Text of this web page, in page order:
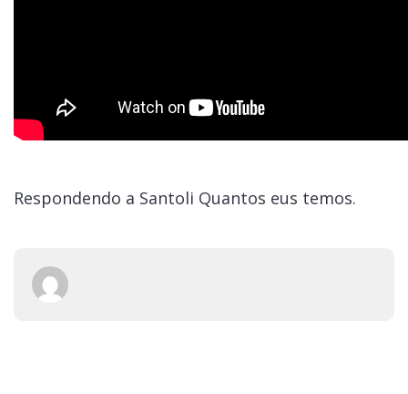
Respondendo a Santoli Quantos eus temos.